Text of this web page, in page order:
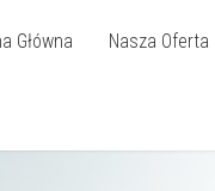
Główna Nasza Oferta